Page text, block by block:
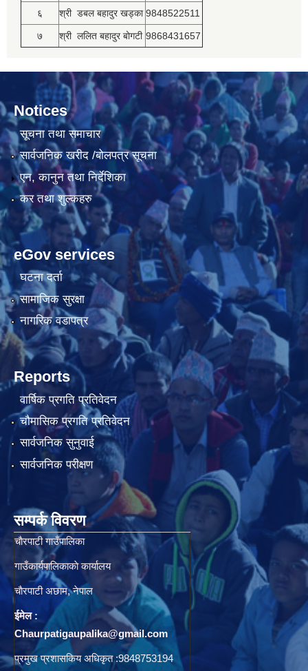
६ श्री डबल बहादुर खड्का 9848522511
७ श्री ललित बहादुर बोगटी 9868431657
Notices
सूचना तथा समाचार
सार्वजनिक खरीद /बोलपत्र सूचना
एन, कानुन तथा निर्देशिका
कर तथा शुल्कहरु
eGov services
घटना दर्ता
सामाजिक सुरक्षा
नागरिक वडापत्र
Reports
वार्षिक प्रगति प्रतिवेदन
चौमासिक प्रगति प्रतिवेदन
सार्वजनिक सुनुवाई
सार्वजनिक परीक्षण
सम्पर्क विवरण
चाैरपाटी गाउँपालिका
गाउँकार्यपालिकाकाे कार्यालय
चाैरपाटी अछाम, नेपाल
ईमेल :
Chaurpatigaupalika@gmail.com
प्रमुख प्रशासकिय अधिकृत :9848753194